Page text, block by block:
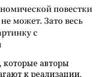
повестки
может. Зато весь
с
авторы
к реализации,